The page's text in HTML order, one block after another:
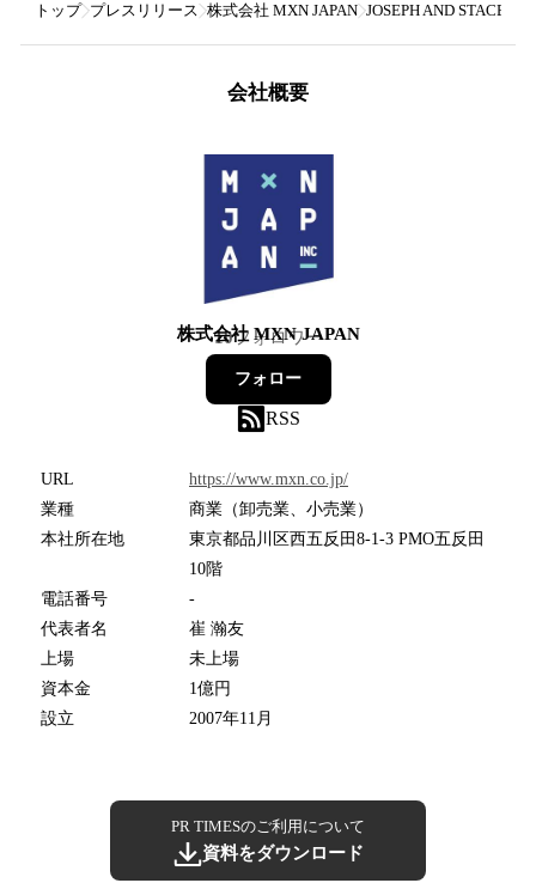
トップ プレスリリース 株式会社 MXN JAPAN JOSEPH AND STACEY
会社概要
株式会社 MXN JAPAN
10フォロワー
フォロー
RSS
URL
https://www.mxn.co.jp/
業種
商業（卸売業、小売業）
本社所在地
東京都品川区西五反田8-1-3 PMO五反田
10階
電話番号
-
代表者名
崔 瀚友
上場
未上場
資本金
1億円
設立
2007年11月
PR TIMESのご利用について
資料をダウンロード